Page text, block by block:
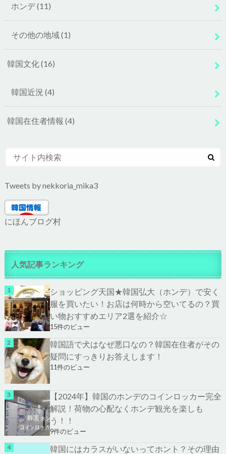
ホンデ(11)
その他の地域 (1)
韓国文化(16)
韓国近況 (4)
韓国在住者情報 (4)
Tweets by nekkoria_mika3
にほんブログ村
人気記事ランキング
ショッピング天国★韓国弘大（ホンデ）で安く
服を買いたい！お店は何時から空いてるの？買
い物おすすめエリア2選を紹介☆
15件のビュー
韓国語で犬はなぜ悪口なの？韓国在住者がその
疑問にすっきりお答えします！
11件のビュー
【2024年】韓国のホンデのコインロッカー完全
解説！荷物の心配なくホンデ観光を楽しも
う！！
9件のビュー
韓国にはカラスがいないってホント？その理由